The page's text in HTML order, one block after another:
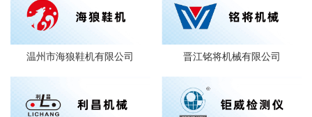
温州市海狼鞋机有限公司 晋江铭将机械有限公司